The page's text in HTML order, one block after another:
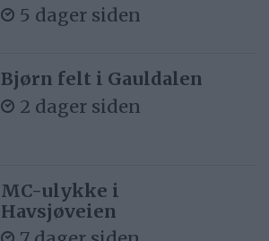
5 dager siden
Bjørn felt i Gauldalen
2 dager siden
MC-ulykke i
Havsjøveien